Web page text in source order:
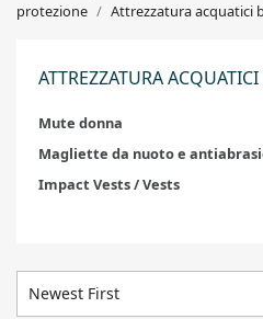
protezione
Attrezzatura acquatici
ATTREZZATURA
Mute donna
Magliette da nuoto e
Impact Vests / Vests
Newest First